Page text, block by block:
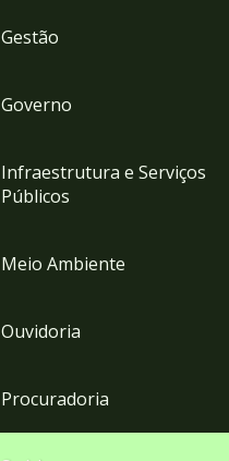
Gestão
Governo
Infraestrutura e Serviços
Públicos
Meio Ambiente
Ouvidoria
Procuradoria